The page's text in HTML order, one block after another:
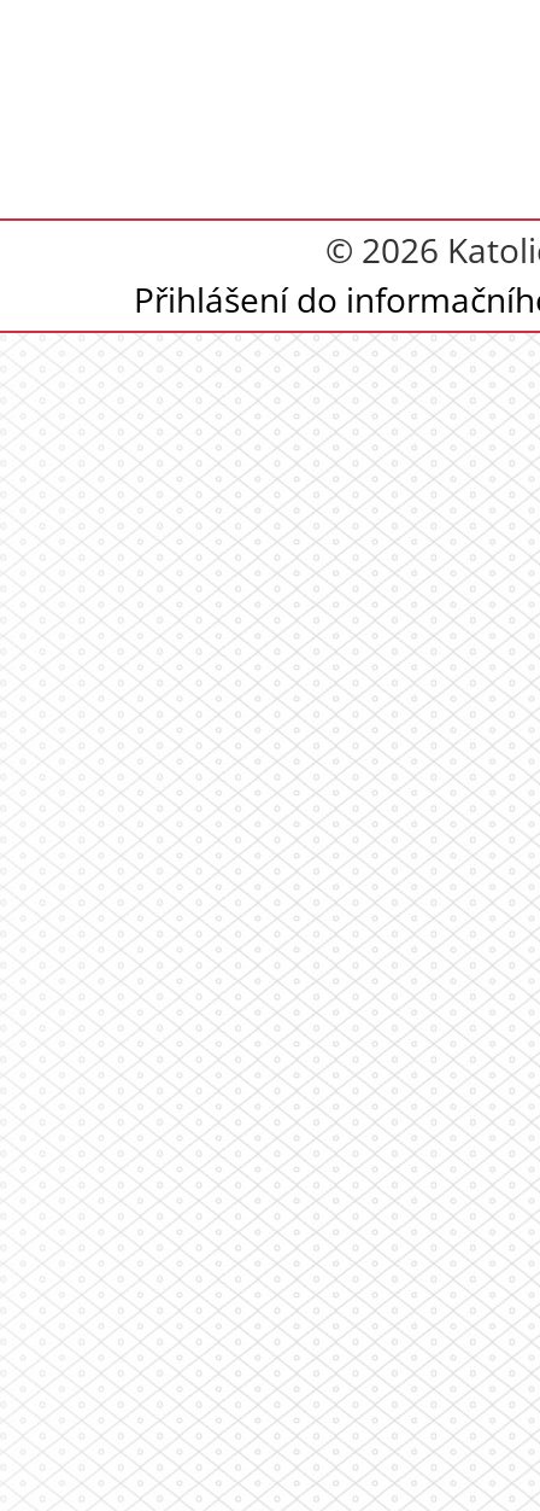
© 2026
Přihlášení do